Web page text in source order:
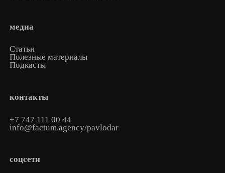
медиа
Статьи
Полезные материалы
Подкасты
контакты
+7 747 111 00 44
info@factum.agency/pavlodar
соцсети